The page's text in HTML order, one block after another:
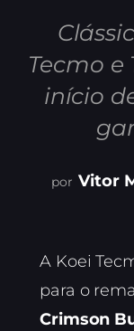
Tecmo
início
Vitor
A Koei
para o
Crimson